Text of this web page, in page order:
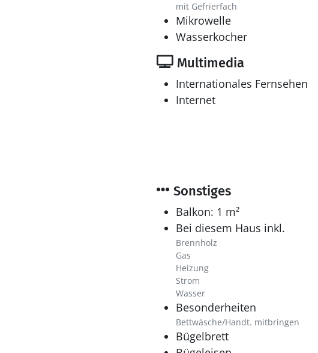
mit Gefrierfach
Mikrowelle
Wasserkocher
Multimedia
Internationales Fernsehen
Internet
Sonstiges
Balkon: 1 m²
Bei diesem Haus inkl.
Brennholz
Gas
Heizung
Strom
Wasser
Besonderheiten
Bettwäsche/Handt. mitbringen
Bügelbrett